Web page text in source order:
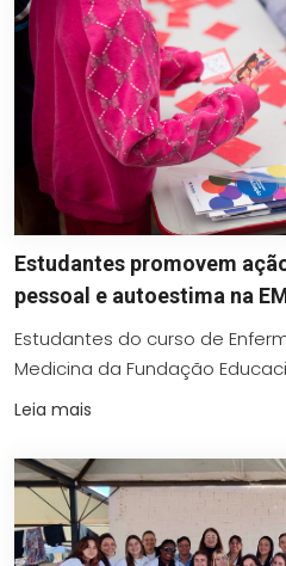
Estudantes promovem
pessoal e autoestima na
Estudantes do curso de
Medicina da Fundação
Leia mais